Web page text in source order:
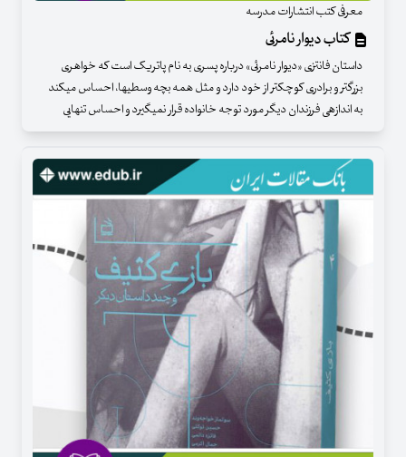
معرفی کتب انتشارات مدرسه
کتاب دیوار نامرئی
داستان فانتزی «دیوار نامرئی» درباره پسری به نام پاتریک است که خواهری
بزرگ­تر و برادری کوچک­تر از خود دارد و مثل همه بچه وسطی­ها، احساس می­کند
به اندازه­ی فرزندان دیگر مورد توجه خانواده قرار نمی­گیرد و احساس تنهایی